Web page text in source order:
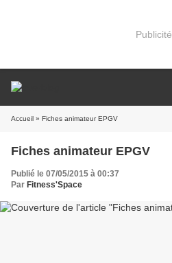
Publicité
Accueil » Fiches animateur EPGV
Fiches animateur EPGV
Publié le 07/05/2015 à 00:37
Par Fitness'Space